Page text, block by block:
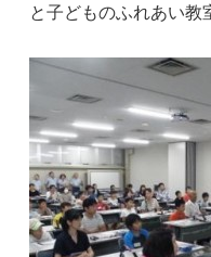
と子どものふれあい教